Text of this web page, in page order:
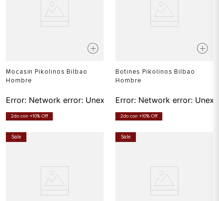
Mocasin Pikolinos Bilbao
Hombre
Error: Network error: Unexpected token T in JSON at
2do con +10% Off
Botines Pikolinos Bilbao
Hombre
Error: Network error:
2do con +10% Off
Sale Sale